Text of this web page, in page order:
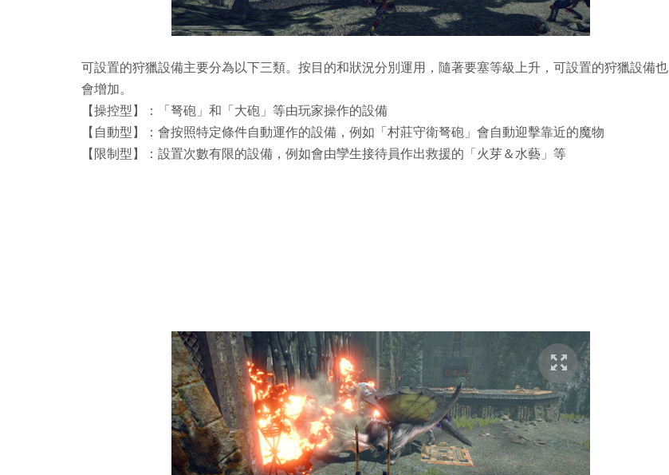
可設置的狩獵設備主要分為以下三類。按目的和狀況分別運用，隨著要塞等級上升，可設置的狩獵設備也
會增加。
【操控型】：「弩砲」和「大砲」等由玩家操作的設備
【自動型】：會按照特定條件自動運作的設備，例如「村莊守衛弩砲」會自動迎擊靠近的魔物
【限制型】：設置次數有限的設備，例如會由孿生接待員作出救援的「火芽＆水藝」等